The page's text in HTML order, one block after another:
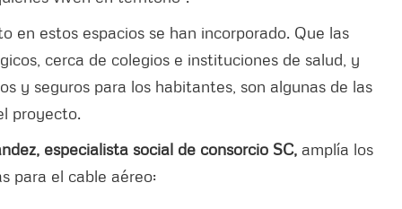
en estos espacios se han incorporado. Que las
cerca de colegios e instituciones de salud, y
y seguros para los habitantes, son algunas de las
proyecto.
especialista social de consorcio SC, amplía los
para el cable aéreo: